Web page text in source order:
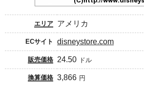
エリア アメリカ
ECサイト disneystore.com
販売価格 24.50 ドル
換算価格 3,866 円